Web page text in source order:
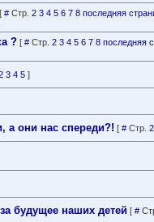
#Стр. 2 3 4 5 6 7 8 последняя
?[ #Стр. 2 3 4 5 6 7 8 последняя
3 4 5]
они нас спереди?! [ #Стр. 2
будущее наших детей [ #